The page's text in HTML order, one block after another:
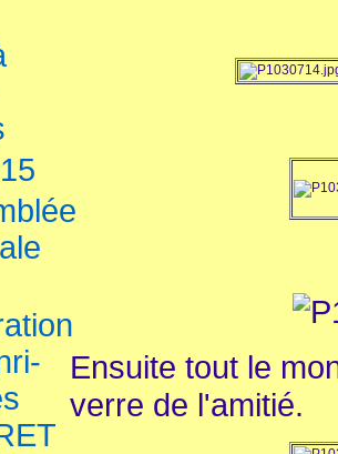
Ensuite tout le
verre de l'amitié.